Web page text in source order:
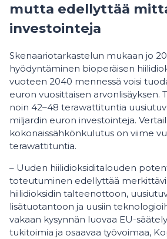
mutta edellyttää
investointeja
Skenaariotarkastelun mukaan jo
hyödyntäminen bioperäisen
vuoteen 2040 mennessä voisi
euron vuosittaisen arvonlisäyksen.
noin 42–48 terawattituntia
miljardin euron investointeja.
kokonaissähkönkulutus on viime
terawattituntia.
– Uuden hiilidioksiditalouden
toteutuminen edellyttää
hiilidioksidin talteenottoon,
lisätuotantoon ja uusiin
vakaan kysynnän luovaa EU-
tukitoimia ja osaavaa työvoimaa,